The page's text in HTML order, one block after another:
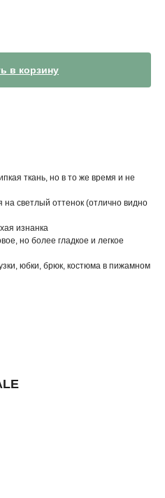
в корзину
ткань, но в то же время и не
на светлый оттенок (отлично видно
изнанка
но более гладкое и легкое
юбки, брюк, костюма в пижамном